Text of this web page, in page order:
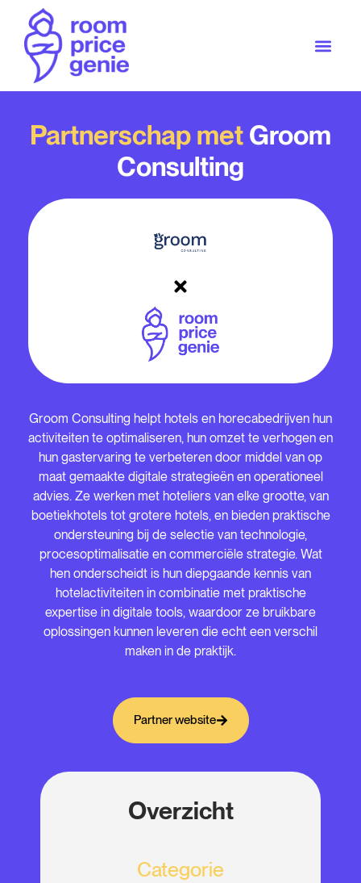
Partnerschap met Groom
Consulting
Groom Consulting helpt hotels en horecabedrijven hun
activiteiten te optimaliseren, hun omzet te verhogen en
hun gastervaring te verbeteren door middel van op
maat gemaakte digitale strategieën en operationeel
advies. Ze werken met hoteliers van elke grootte, van
boetiekhotels tot grotere hotels, en bieden praktische
ondersteuning bij de selectie van technologie,
procesoptimalisatie en commerciële strategie. Wat
hen onderscheidt is hun diepgaande kennis van
hotelactiviteiten in combinatie met praktische
expertise in digitale tools, waardoor ze bruikbare
oplossingen kunnen leveren die echt een verschil
maken in de praktijk.
Partner website
Overzicht
Categorie